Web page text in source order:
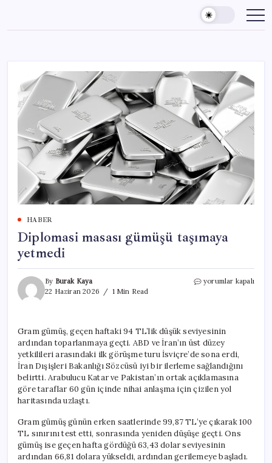
content
HABER
Diplomasi masası gümüşü taşımaya
yetmedi
By Burak Kaya
22 Haziran 2026
1 Min Read
Diplomasi
için
yorumlar kapalı
Gram gümüş, geçen haftaki 94 TL’lik düşük seviyesinin
ardından toparlanmaya geçti. ABD ve İran’ın üst düzey
yetkilileri arasındaki ilk görüşme turu İsviçre’de sona erdi,
İran Dışişleri Bakanlığı Sözcüsü iyi bir ilerleme sağlandığını
belirtti. Arabulucu Katar ve Pakistan’ın ortak açıklamasına
göre taraflar 60 gün içinde nihai anlaşma için çizilen yol
haritasında uzlaştı.
Gram gümüş günün erken saatlerinde 99,87 TL’ye çıkarak 100
TL sınırını test etti, sonrasında yeniden düşüşe geçti. Ons
gümüş ise geçen hafta gördüğü 63,43 dolar seviyesinin
ardından 66,81 dolara yükseldi, ardından gerilemeye başladı.